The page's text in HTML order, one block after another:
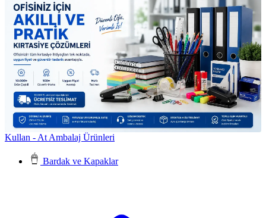
Kullan - At Ambalaj Ürünleri
Bardak ve Kapaklar